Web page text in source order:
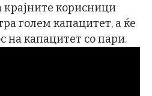
крајните корисници
голем капацитет, а ќе
на капацитет со пари.